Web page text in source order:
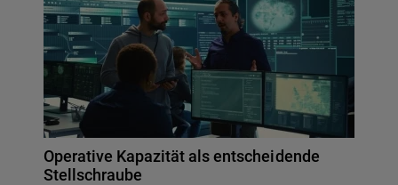
Operative Kapazität als entscheidende
Stellschraube